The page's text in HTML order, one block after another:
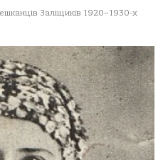
Заліщиків 1920–1930-х